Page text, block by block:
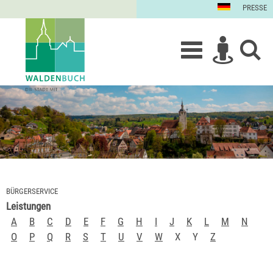
PRESSE
BÜRGERSERVICE
Leistungen
A
B C D E F G H I J K L M
N
O
P Q R S T U V W X Y Z